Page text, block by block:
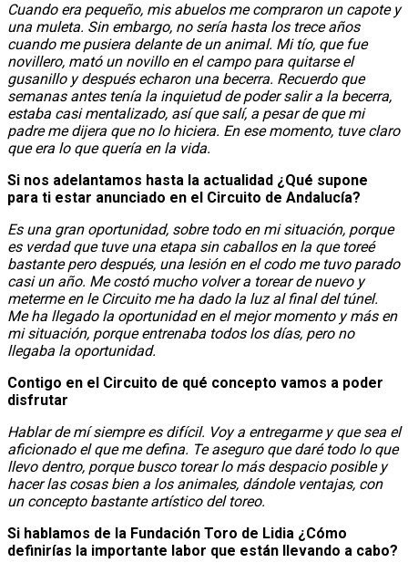
Cuando era pequeño, mis abuelos me compraron un capote y
una muleta. Sin embargo, no sería hasta los trece años
cuando me pusiera delante de un animal. Mi tío, que fue
novillero, mató un novillo en el campo para quitarse el
gusanillo y después echaron una becerra. Recuerdo que
semanas antes tenía la inquietud de poder salir a la becerra,
estaba casi mentalizado, así que salí, a pesar de que mi
padre me dijera que no lo hiciera. En ese momento, tuve claro
que era lo que quería en la vida.
Si nos adelantamos hasta la actualidad ¿Qué supone
para ti estar anunciado en el Circuito de Andalucía?
Es una gran oportunidad, sobre todo en mi situación, porque
es verdad que tuve una etapa sin caballos en la que toreé
bastante pero después, una lesión en el codo me tuvo parado
casi un año. Me costó mucho volver a torear de nuevo y
meterme en le Circuito me ha dado la luz al final del túnel.
Me ha llegado la oportunidad en el mejor momento y más en
mi situación, porque entrenaba todos los días, pero no
llegaba la oportunidad.
Contigo en el Circuito de qué concepto vamos a poder
disfrutar
Hablar de mí siempre es difícil. Voy a entregarme y que sea el
aficionado el que me defina. Te aseguro que daré todo lo que
llevo dentro, porque busco torear lo más despacio posible y
hacer las cosas bien a los animales, dándole ventajas, con
un concepto bastante artístico del toreo.
Si hablamos de la Fundación Toro de Lidia ¿Cómo
definirías la importante labor que están llevando a cabo?